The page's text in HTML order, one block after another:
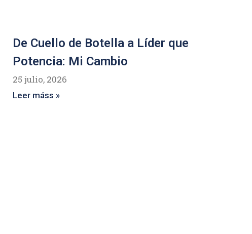
De Cuello de Botella a Líder que
Potencia: Mi Cambio
25 julio, 2026
Leer máss »